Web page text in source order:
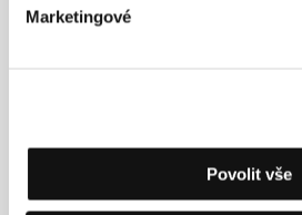
Marketingové
Povolit vše